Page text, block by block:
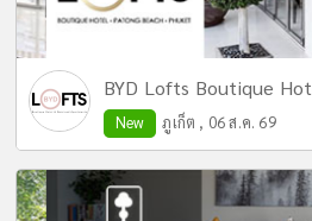
BYD Lofts Boutique
New ภูเก็ต , 06 ส.ค. 69